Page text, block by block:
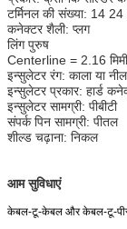
टर्मिनल की संख्या: 14
कनेक्टर शैली: प्लग
लिंग पुरुष
Centerline = 2.16
इन्सुलेटर रंग: काला या
इन्सुलेटर प्रकार: हार्ड
इन्सुलेटर सामग्री: पीबीटी
संपर्क पिन सामग्री: पीतल
शील्ड चढ़ाना: निकल
आम सुविधाएं
केबल-टू-केबल और केबल-टू-पीसी